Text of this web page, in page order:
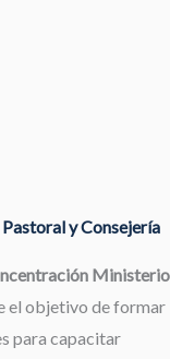
y Consejería
Ministerio
el objetivo de formar
para capacitar